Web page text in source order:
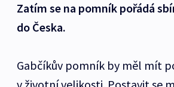
Zatím se na pomník pořádá
do Česka.
Gabčíkův pomník by měl mít